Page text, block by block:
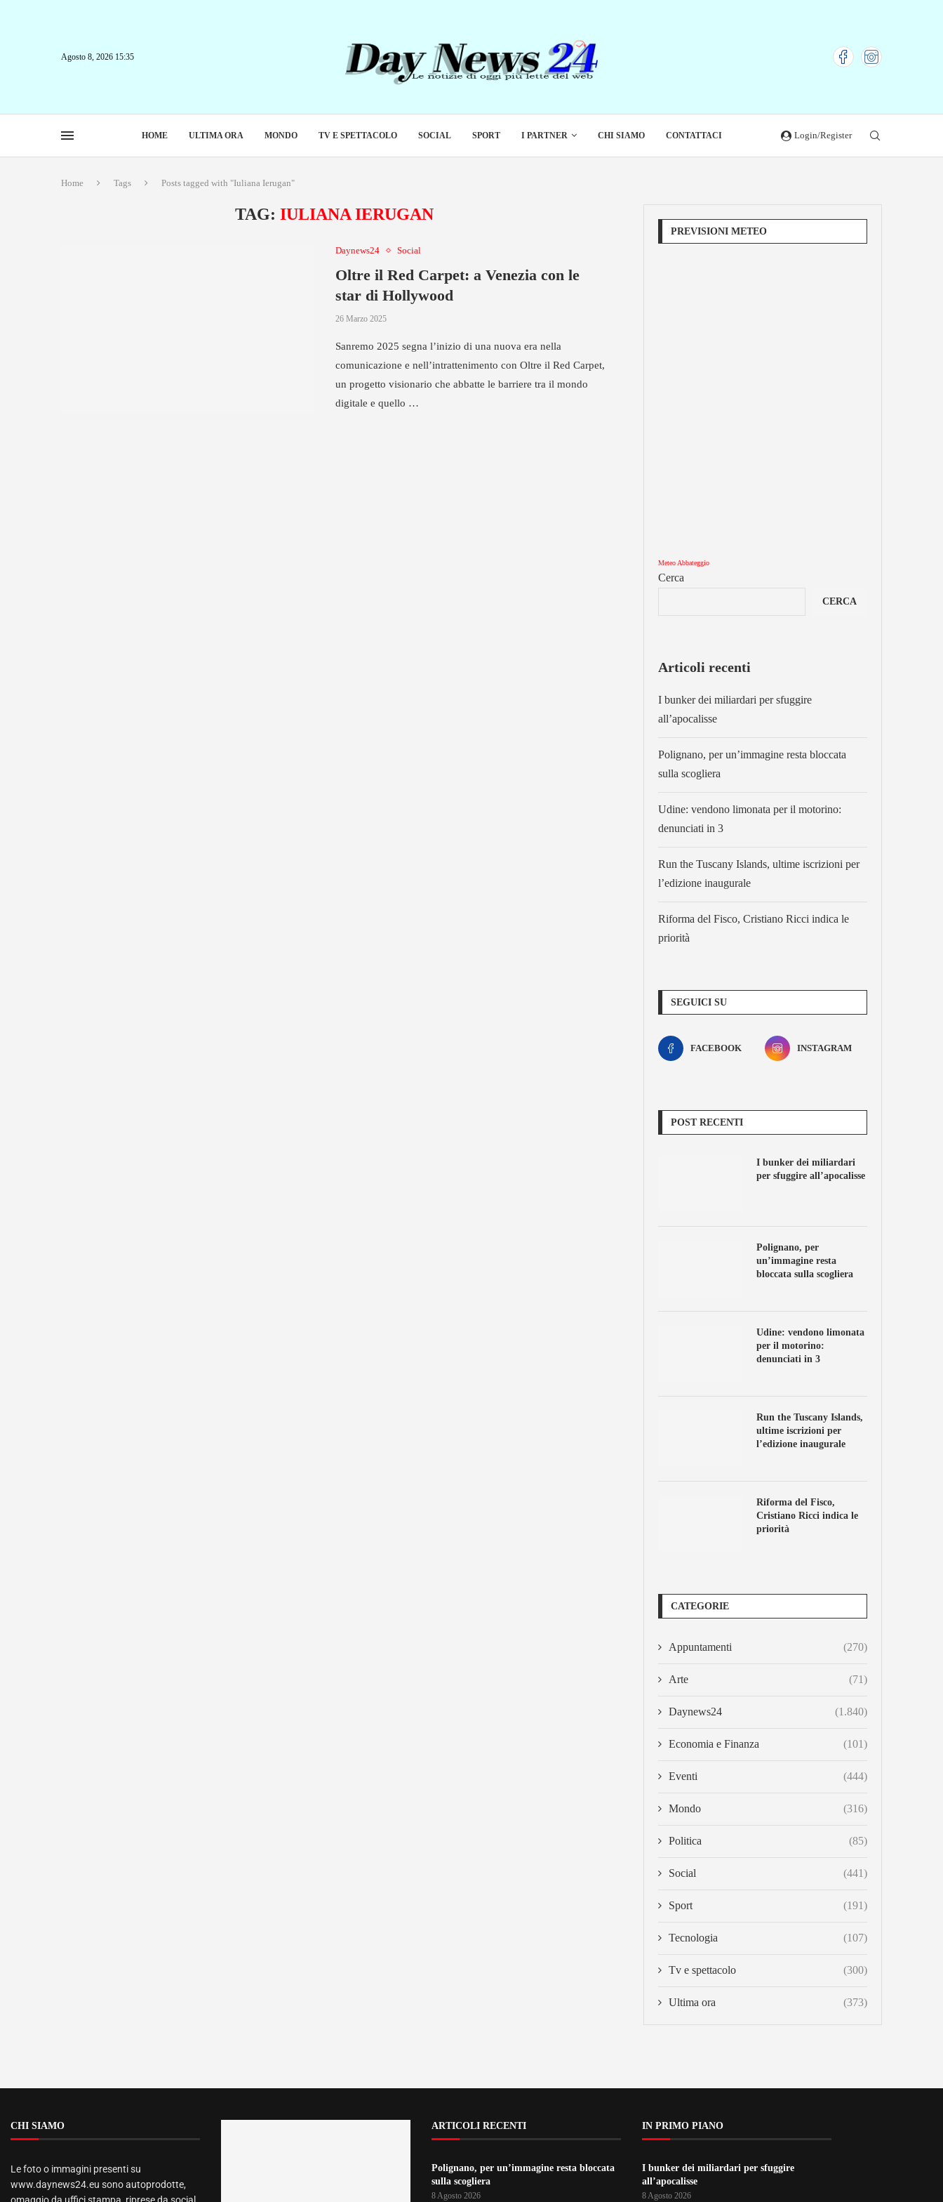
Agosto 8, 2026 15:35
HOME ULTIMA ORA MONDO TV E SPETTACOLO SOCIAL SPORT I PARTNER CHI SIAMO CONTATTACI Login/Register
Home Tags Posts tagged with "Iuliana Ierugan"
TAG:IULIANA IERUGAN
Daynews24 Social
Oltre il Red Carpet: a Venezia con le
star di Hollywood
26 Marzo 2025
Sanremo 2025 segna l’inizio di una nuova era nella
comunicazione e nell’intrattenimento con Oltre il Red Carpet,
un progetto visionario che abbatte le barriere tra il mondo
digitale e quello …
PREVISIONI METEO
Meteo Abbateggio
Cerca
CERCA
Articoli recenti
I bunker dei miliardari per sfuggire
all’apocalisse
Polignano, per un’immagine resta bloccata
sulla scogliera
Udine: vendono limonata per il motorino:
denunciati in 3
Run the Tuscany Islands, ultime iscrizioni per
l’edizione inaugurale
Riforma del Fisco, Cristiano Ricci indica le
priorità
SEGUICI SU
FACEBOOK INSTAGRAM
POST RECENTI
I bunker dei miliardari
per sfuggire all’apocalisse
Polignano, per
un’immagine resta
bloccata sulla scogliera
Udine: vendono limonata
per il motorino:
denunciati in 3
Run the Tuscany Islands,
ultime iscrizioni per
l’edizione inaugurale
Riforma del Fisco,
Cristiano Ricci indica le
priorità
CATEGORIE
Appuntamenti (270)
Arte (71)
Daynews24 (1.840)
Economia e Finanza (101)
Eventi (444)
Mondo (316)
Politica (85)
Social (441)
Sport (191)
Tecnologia (107)
Tv e spettacolo (300)
Ultima ora (373)
CHI SIAMO
Le foto o immagini presenti su
www.daynews24.eu sono autoprodotte,
ARTICOLI RECENTI
Polignano, per un’immagine resta bloccata
sulla scogliera
8 Agosto 2026
IN PRIMO PIANO
I bunker dei miliardari per sfuggire
all’apocalisse
8 Agosto 2026